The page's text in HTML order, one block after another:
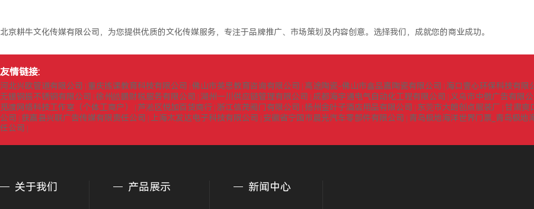
北京耕牛文化传媒有限公司，为您提供优质的文化传媒服务，专注于品牌推广、市场策划及内容创意。选择我们，成就您的商业成功。
友情链接:
河北兴欧管道有限公司 重庆拣课教育科技有限公司 佛山市英思教育咨询有限公司 高途陶瓷-佛山市鑫品嘉陶瓷有限公司 海口壹心环保科技有限
无锡钢振不锈钢有限公司
徐州皓鹏财税服务有限公司 湖州一川供应链管理有限公司 成都海宇通电气自动化工程有限公司 义乌市中傲广告有限公
觅渡网络科技工作室（个体工商户）
芦淞区悦加百货商行 浙江信茂阀门有限公司 扬州金叶子酒店用品有限公司 东莞市大朗创点服装厂 甘肃爽
公司
获嘉县兴联广告传媒有限责任公司 上海太发达电子科技有限公司 安徽省宁国市晨光汽车零部件有限公司 青岛极地海洋世界门票_青岛极地
任公司
关于我们 产品展示 新闻中心